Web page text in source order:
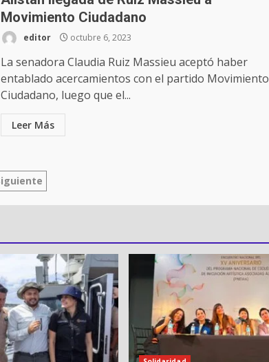
Movimiento Ciudadano
editor octubre 6, 2023
La senadora Claudia Ruiz Massieu aceptó haber
entablado acercamientos con el partido Movimiento
Ciudadano, luego que el...
Leer Más